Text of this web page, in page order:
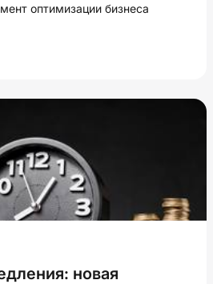
оптимизации бизнеса
новая